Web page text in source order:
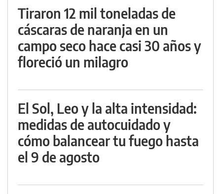
Tiraron 12 mil toneladas de
cáscaras de naranja en un
campo seco hace casi 30 años y
floreció un milagro
El Sol, Leo y la alta intensidad:
medidas de autocuidado y
cómo balancear tu fuego hasta
el 9 de agosto